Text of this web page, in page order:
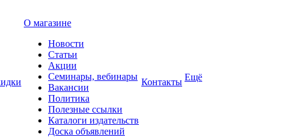
О магазине
Новости
Статьи
Акции
Семинары, вебинары
Вакансии
Политика
Полезные ссылки
Каталоги издательств
Доска объявлений
Контакты Ещё